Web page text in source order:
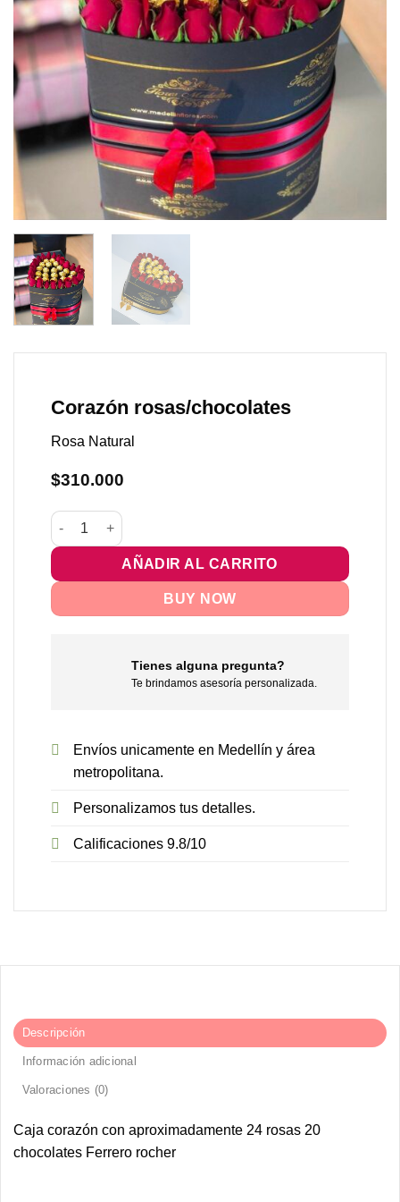
Corazón rosas/chocolates
Rosa Natural
$310.000
Corazón rosas/chocolates cantidad
AÑADIR AL CARRITO
BUY NOW
Tienes alguna pregunta?
Te brindamos asesoría personalizada.
Envíos unicamente en Medellín y área
metropolitana.
Personalizamos tus detalles.
Calificaciones 9.8/10
Descripción
Información adicional
Valoraciones (0)
Caja corazón con aproximadamente 24 rosas 20
chocolates Ferrero rocher